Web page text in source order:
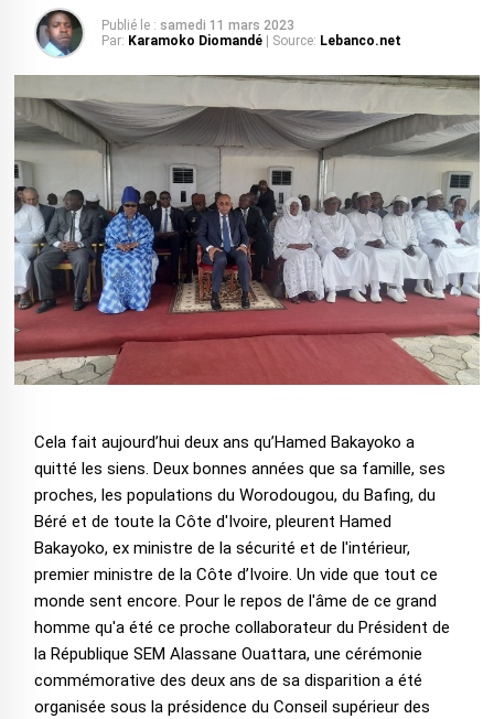
Publié le : samedi 11 mars 2023
Par: Karamoko Diomandé | Source: Lebanco.net
Cela fait aujourd’hui deux ans qu’Hamed Bakayoko a
quitté les siens. Deux bonnes années que sa famille, ses
proches, les populations du Worodougou, du Bafing, du
Béré et de toute la Côte d'Ivoire, pleurent Hamed
Bakayoko, ex ministre de la sécurité et de l'intérieur,
premier ministre de la Côte d’Ivoire. Un vide que tout ce
monde sent encore. Pour le repos de l'âme de ce grand
homme qu'a été ce proche collaborateur du Président de
la République SEM Alassane Ouattara, une cérémonie
commémorative des deux ans de sa disparition a été
organisée sous la présidence du Conseil supérieur des